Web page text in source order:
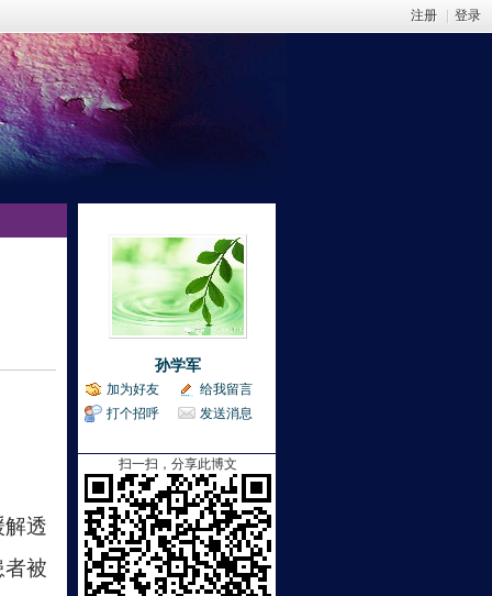
注册 登录
解透
被
孙学军
加为好友
给我留言
打个招呼
发送消息
扫一扫，分享此博文